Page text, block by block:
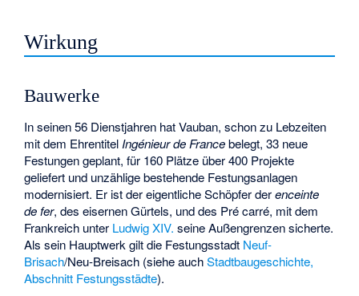
Wirkung
Bauwerke
In seinen 56 Dienstjahren hat Vauban, schon zu Lebzeiten
mit dem EhrentitelIngénieur de Francebelegt, 33 neue
Festungen geplant, für 160 Plätze über 400 Projekte
geliefert und unzählige bestehende Festungsanlagen
modernisiert. Er ist der eigentliche Schöpfer derenceinte
de fer, des eisernen Gürtels, und des Pré carré, mit dem
Frankreich unter Ludwig XIV. seine Außengrenzen sicherte.
Als sein Hauptwerk gilt die Festungsstadt Neuf-
Brisach/Neu-Breisach (siehe auchStadtbaugeschichte,
Abschnitt Festungsstädte).